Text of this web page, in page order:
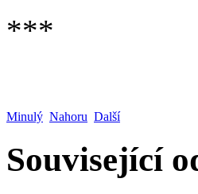
***
Minulý Nahoru Další
Související